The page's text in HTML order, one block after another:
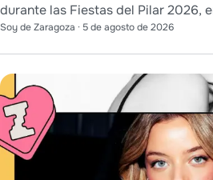
durante las Fiestas del Pilar 2026,
Soy de Zaragoza · 5 de agosto de 2026